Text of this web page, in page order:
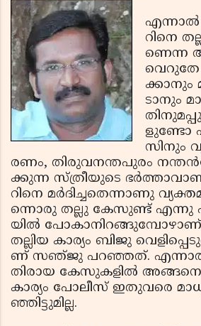
റി­നെ
ണെ­ന്ന
വെ­റു­തേ
ക്കാനും
ടാ­നും
ളുണ്ടോ
സിനും
രണം, തി­രു­വ­ന­ന്ത­പു­രം
ക്കു­ന്ന സ്­ത്രീ­യു­ടെ
റി­നെ മര്‍­ദി­ച്ച­തെ­ന്നാ­ണു
ന്നൊ­രു തല്ലു കേ­സു­ണ്ട് എ­ന്നു
യില്‍
തല്ലി­യ കാര്യം ബി­ജു
ണ് സ­ഞ്­ജു പ­റ­ഞ്ഞത്.
തിരാ­യ കേ­സു­ക­ളില്‍
കാ­ര്യം പോ­ലീ­സ് ഇ­തുവ­രെ
ഞ്ഞി­ട്ടു­മില്ല.